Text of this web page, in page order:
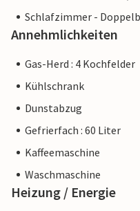
Schlafzimmer -
Annehmlichkeiten
Gas-Herd : 4 Kochfelder
Kühlschrank
Dunstabzug
Gefrierfach : 60 Liter
Kaffeemaschine
Waschmaschine
Heizung / Energie